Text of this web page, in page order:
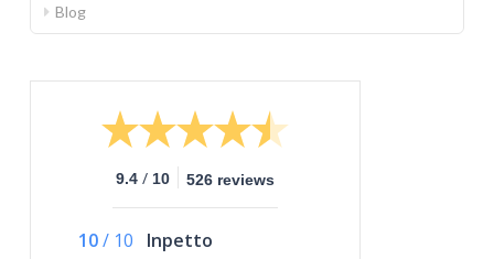
Blog
9.4 / 10 526 reviews
10/ 10
Inpetto